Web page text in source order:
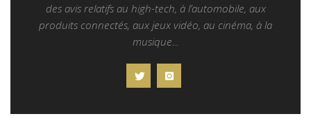
des avis relatifs au high-tech, à l’automobile, aux
produits connectés, aux jeux vidéo, au cinéma, à la
musique...